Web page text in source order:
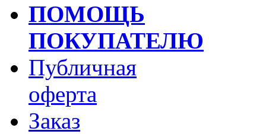
ПОМОЩЬ
ПОКУПАТЕЛЮ
Публичная
оферта
Заказ